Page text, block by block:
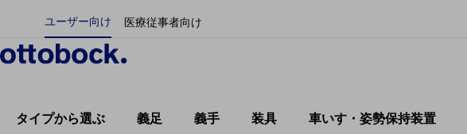
ユーザー向け 医療従事者向け
タイプから選ぶ 義足 義手 装具 車いす・姿勢保持装置